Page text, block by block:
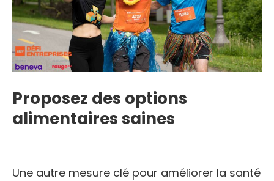
Proposez des options
alimentaires saines
Une autre mesure clé pour améliorer la santé